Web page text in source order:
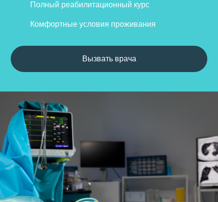
Полный реабилитационный курс
Комфортные условия проживания
Вызвать врача